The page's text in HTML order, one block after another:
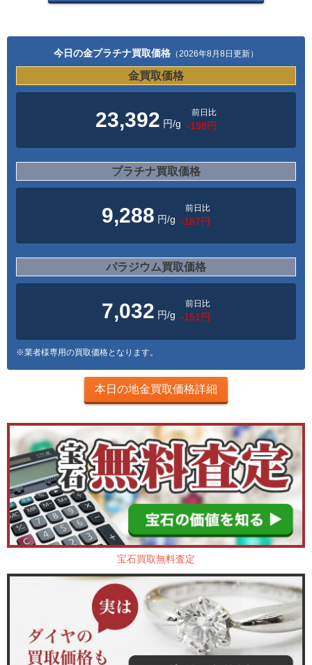
今日の金プラチナ買取価格 （2026年8月8日更新）
金買取価格
23,392 円/g
前日比
-198円
プラチナ買取価格
9,288 円/g
前日比
-187円
パラジウム買取価格
7,032 円/g
前日比
-151円
※業者様専用の買取価格となります。
本日の地金買取価格詳細
宝石買取無料査定